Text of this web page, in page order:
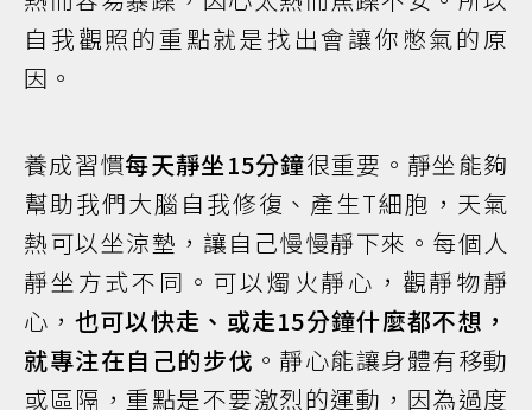
自我觀照的重點就是找出會讓你憋氣的原
因。
養成習慣每天靜坐15分鐘很重要。靜坐能夠
幫助我們大腦自我修復、產生T細胞，天氣
熱可以坐涼墊，讓自己慢慢靜下來。每個人
靜坐方式不同。可以燭火靜心，觀靜物靜
心， 也可以快走、或走15分鐘什麼都不想，
就專注在自己的步伐 。靜心能讓身體有移動
或區隔，重點是不要激烈的運動，因為過度